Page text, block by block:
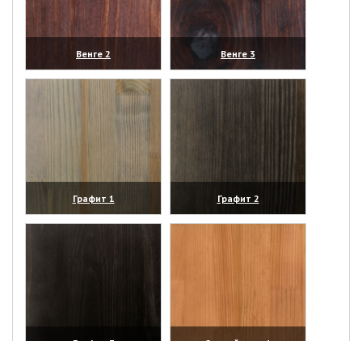
Венге 2
(увеличить)
Венге 3
(увеличить)
Графит 1
(увеличить)
Графит 2
(увеличить)